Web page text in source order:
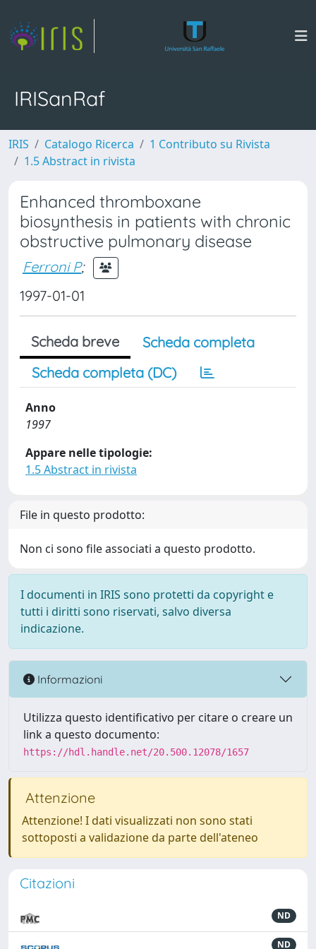
IRISanRaf
IRIS Catalogo Ricerca
1 Contributo su Rivista
1.5 Abstract in rivista
Enhanced thromboxane
biosynthesis in patients with chronic
obstructive pulmonary disease
Ferroni P;
1997-01-01
Scheda breve
Scheda completa
Scheda completa (DC)
Anno
1997
Appare nelle tipologie:
1.5 Abstract in rivista
File in questo prodotto:
Non ci sono file associati a questo prodotto.
I documenti in IRIS sono protetti da copyright e
tutti i diritti sono riservati, salvo diversa
indicazione.
Informazioni
Utilizza questo identificativo per citare o creare un
link a questo documento:
https://hdl.handle.net/20.500.12078/1657
Attenzione
Attenzione! I dati visualizzati non sono stati
sottoposti a validazione da parte dell'ateneo
Citazioni
ND
ND